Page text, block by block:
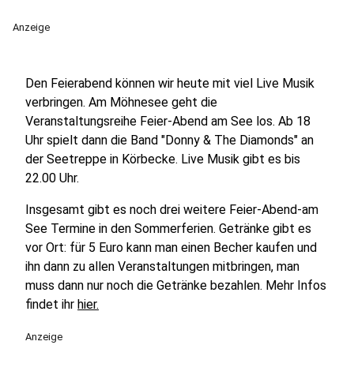
Anzeige
Den Feierabend können wir heute mit viel Live Musik
verbringen. Am Möhnesee geht die
Veranstaltungsreihe Feier-Abend am See los. Ab 18
Uhr spielt dann die Band "Donny & The Diamonds" an
der Seetreppe in Körbecke. Live Musik gibt es bis
22.00 Uhr.
Insgesamt gibt es noch drei weitere Feier-Abend-am
See Termine in den Sommerferien. Getränke gibt es
vor Ort: für 5 Euro kann man einen Becher kaufen und
ihn dann zu allen Veranstaltungen mitbringen, man
muss dann nur noch die Getränke bezahlen. Mehr Infos
findet ihr hier.
Anzeige